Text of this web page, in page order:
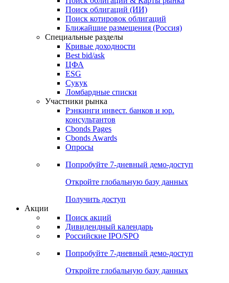
Облигации
Поиски
Поиск облигаций & Карты рынка
Поиск облигаций (ИИ)
Поиск котировок облигаций
Ближайшие размещения (Россия)
Специальные разделы
Кривые доходности
Best bid/ask
ЦФА
ESG
Сукук
Ломбардные списки
Участники рынка
Рэнкинги инвест. банков и юр.
Cbonds Pages
Опросы
Попробуйте7-дневный
Откройте глобальную базу данных
Получить доступ
Поиск акций
Российские IPO/SPO